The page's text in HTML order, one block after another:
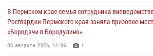
ведомственной акции «Каникулы с Росгвардией»
24 июля 2026, 08:45
Юные защитники порядка: росгвардейцы провели
В Пермском крае семья сотрудника
Росгвардии Пермского края заняла призовое
«Бородачи в Бородулино»
03 августа 2026, 11:06 1